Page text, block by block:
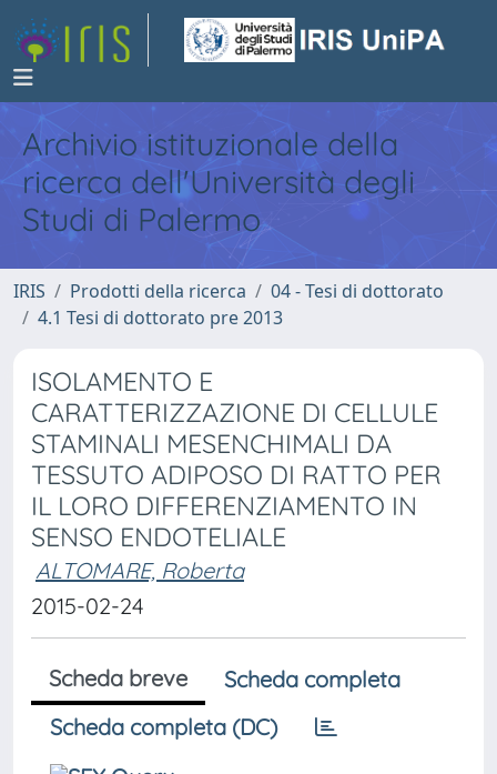
Archivio istituzionale della
ricerca dell'Università degli
Studi di Palermo
IRIS Prodotti della ricerca
04 - Tesi di dottorato
4.1 Tesi di dottorato pre 2013
ISOLAMENTO E
CARATTERIZZAZIONE DI CELLULE
STAMINALI MESENCHIMALI DA
TESSUTO ADIPOSO DI RATTO PER
IL LORO DIFFERENZIAMENTO IN
SENSO ENDOTELIALE
ALTOMARE, Roberta
2015-02-24
Scheda breve
Scheda completa
Scheda completa (DC)